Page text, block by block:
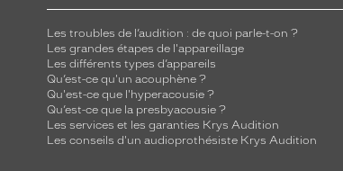
Les troubles de l’audition : de quoi parle-t-on ?
Les grandes étapes de l'appareillage
Les différents types d’appareils
Qu’est-ce qu'un acouphène ?
Qu'est-ce que l'hyperacousie ?
Qu’est-ce que la presbyacousie ?
Les services et les garanties Krys Audition
Les conseils d'un audioprothésiste Krys Audition